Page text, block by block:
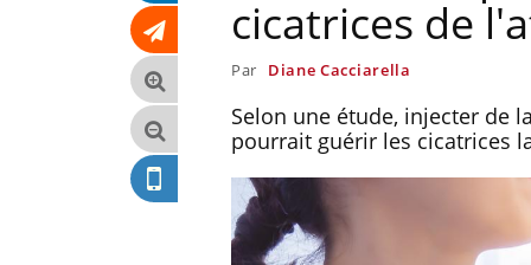
cicatrices de
Par Diane Cacciarella
Selon une étude, injecter de
pourrait guérir les cicatrices